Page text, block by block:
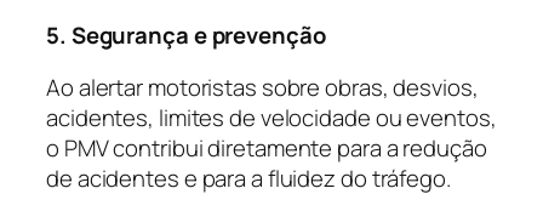
5. Segurança e prevenção
Ao alertar motoristas sobre obras, desvios,
acidentes, limites de velocidade ou eventos,
o PMV contribui diretamente para a redução
de acidentes e para a fluidez do tráfego.